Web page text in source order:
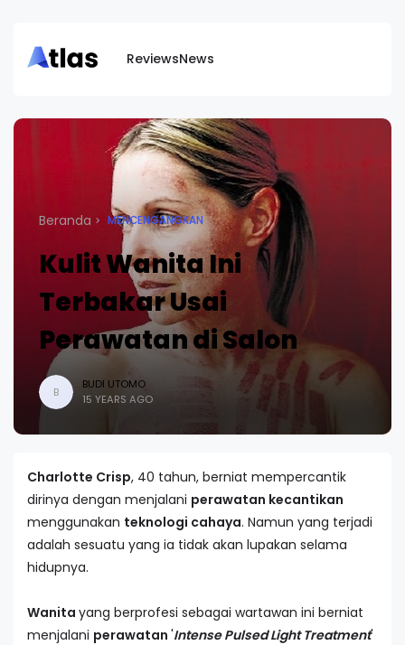
ReviewsNews
Beranda MENCENGANGKAN
Kulit Wanita Ini
Terbakar Usai
Perawatan di Salon
B
BUDI UTOMO
15 YEARS AGO
Charlotte Crisp, 40 tahun, berniat mempercantik
dirinya dengan menjalani perawatan kecantikan
menggunakan teknologi cahaya. Namun yang terjadi
adalah sesuatu yang ia tidak akan lupakan selama
hidupnya.
Wanita yang berprofesi sebagai wartawan ini berniat
menjalani perawatan 'Intense Pulsed Light Treatment'